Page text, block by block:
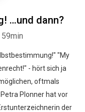
…und dann?
59min
"My
- hört sich ja
oftmals
Plonner hat vor
der